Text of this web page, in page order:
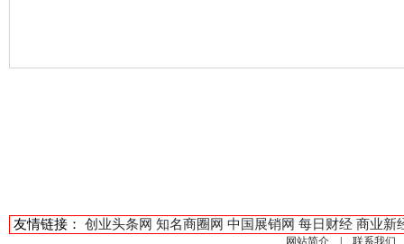
友情链接： 创业头条网 知名商圈网 中国展销网 每日财经 商业新
网站简介| 联系我们